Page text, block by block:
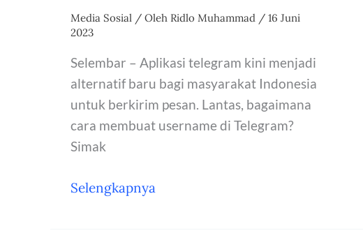
Media Sosial/ Oleh Ridlo Muhammad / 16 Juni
2023
Selembar – Aplikasi telegram kini menjadi
alternatif baru bagi masyarakat Indonesia
untuk berkirim pesan. Lantas, bagaimana
cara membuat username di Telegram?
Simak
2
Selengkapnya